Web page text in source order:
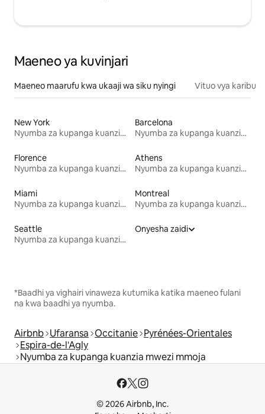
Maeneo ya kuvinjari
Maeneo maarufu kwa ukaaji wa siku nyingi Vituo vya karibu
New York
Nyumba za kupanga kuanzia mwezi mmoja
Barcelona
Nyumba za kupanga kuanzia mwezi mmoja
Florence
Nyumba za kupanga kuanzia mwezi mmoja
Athens
Nyumba za kupanga kuanzia mwezi mmoja
Miami
Nyumba za kupanga kuanzia mwezi mmoja
Montreal
Nyumba za kupanga kuanzia mwezi mmoja
Seattle
Nyumba za kupanga kuanzia mwezi mmoja
Onyesha zaidi
*Baadhi ya vighairi vinaweza kutumika katika maeneo fulani
na kwa baadhi ya nyumba.
Airbnb Ufaransa Occitanie Pyrénées-Orientales
Espira-de-l'Agly
Nyumba za kupanga kuanzia mwezi mmoja
© 2026 Airbnb, Inc.